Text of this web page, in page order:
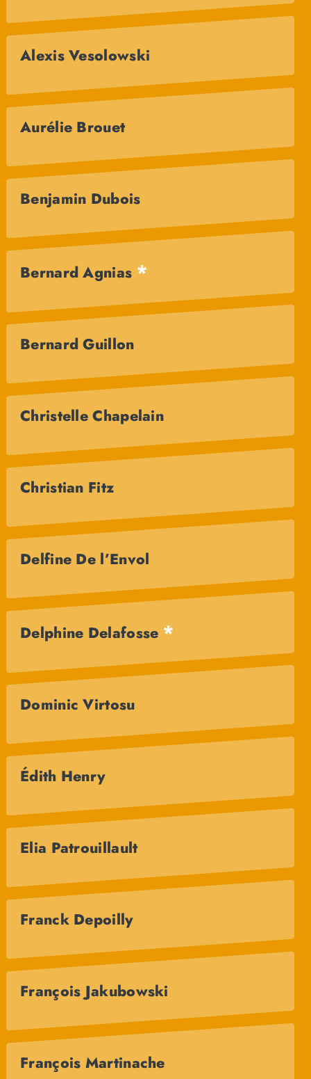
Alexis Vesolowski
Aurélie Brouet
Benjamin Dubois
Bernard Agnias *
Bernard Guillon
Christelle Chapelain
Christian Fitz
Delfine De l’Envol
Delphine Delafosse *
Dominic Virtosu
Édith Henry
Elia Patrouillault
Franck Depoilly
François Jakubowski
François Martinache